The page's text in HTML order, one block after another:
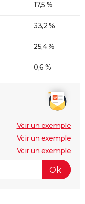
17,5 %
33,2 %
25,4 %
0,6 %
Voir un exemple
Voir un exemple
Voir un exemple